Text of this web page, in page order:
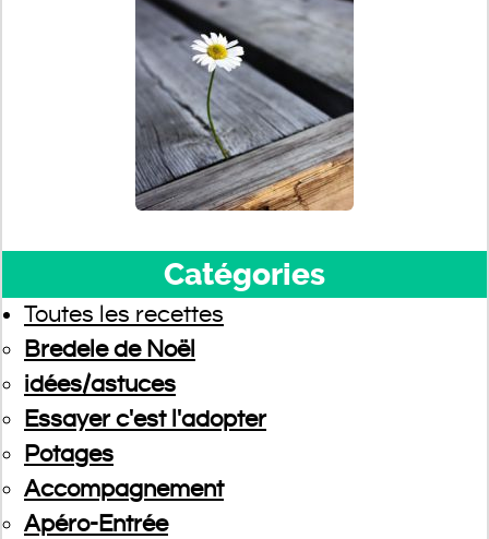
Catégories
Toutes les recettes
Bredele de Noël
idées/astuces
Essayer c'est l'adopter
Potages
Accompagnement
Apéro-Entrée